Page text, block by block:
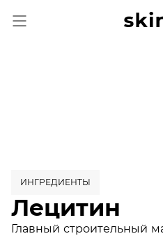
ИНГРЕДИЕНТЫ
Лецитин
Главный строительный